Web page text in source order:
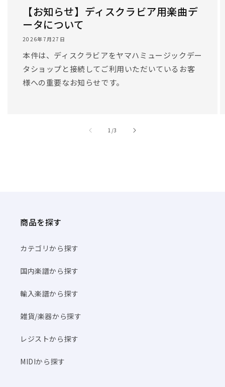
商品を探す
カテゴリから探す
国内楽譜から探す
輸入楽譜から探す
雑貨/楽器から探す
レジストから探す
MIDIから探す